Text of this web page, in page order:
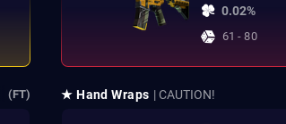
0.02%
61 - 80
(FT) ★ Hand Wraps | CAUTION!